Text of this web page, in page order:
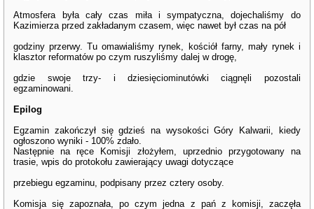
Atmosfera była cały czas miła i sympatyczna, dojechaliśmy do
Kazimierza przed zakładanym czasem, więc nawet był czas na pół
godziny przerwy. Tu omawialiśmy rynek, kościół farny, mały rynek i
klasztor reformatów po czym ruszyliśmy dalej w drogę,
gdzie swoje trzy- i dziesięciominutówki ciągnęli pozostali
egzaminowani.
Epilog
Egzamin zakończył się gdzieś na wysokości Góry Kalwarii, kiedy
ogłoszono wyniki - 100% zdało.
Następnie na ręce Komisji złożyłem, uprzednio przygotowany na
trasie, wpis do protokołu zawierający uwagi dotyczące
przebiegu egzaminu, podpisany przez cztery osoby.
Komisja się zapoznała, po czym jedna z pań z komisji, zaczęła